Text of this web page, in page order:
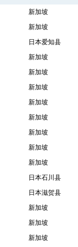
新加坡
新加坡
日本爱知县
新加坡
新加坡
新加坡
新加坡
新加坡
新加坡
新加坡
新加坡
日本石川县
日本滋贺县
新加坡
新加坡
新加坡